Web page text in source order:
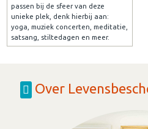
passen bij de sfeer van deze
unieke plek, denk hierbij aan:
yoga, muziek concerten, meditatie,
satsang, stiltedagen en meer.
Over